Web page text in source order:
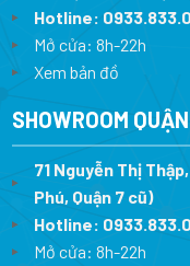
Hotline:
Mở cửa: 8h-22h
Xem bản đồ
SHOWROOM
71 Nguyễn Thị
Phú, Quận 7 cũ)
Hotline:
Mở cửa: 8h-22h